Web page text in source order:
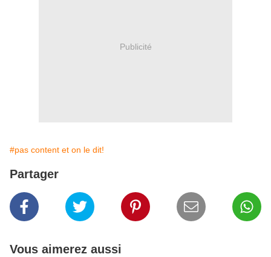
Publicité
#pas content et on le dit!
Partager
Vous aimerez aussi